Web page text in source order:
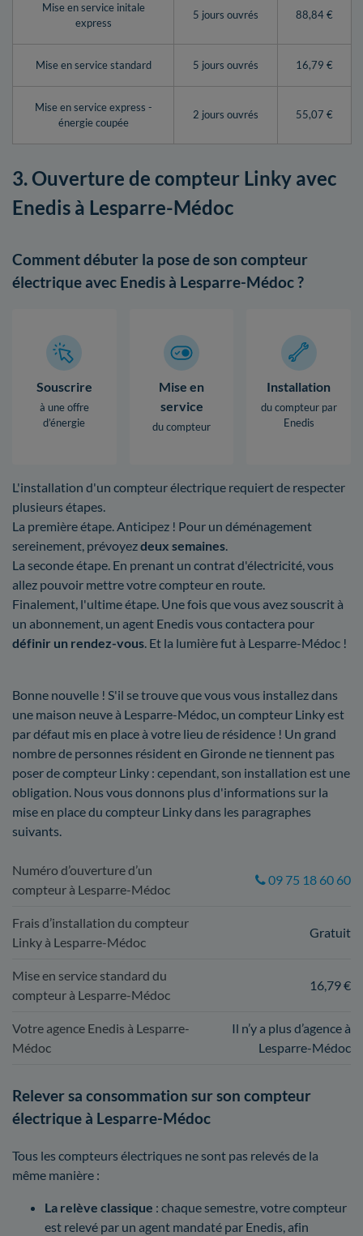
Mise en service initale
express
5 jours ouvrés 88,84 €
Mise en service standard 5 jours ouvrés 16,79 €
Mise en service express -
énergie coupée
2 jours ouvrés 55,07 €
3. Ouverture de compteur Linky avec
Enedis à Lesparre-Médoc
Comment débuter la pose de son compteur
électrique avec Enedis à Lesparre-Médoc ?
Souscrire
à une offre
d’énergie
Mise en
service
du compteur
Installation
du compteur par
Enedis
L'installation d'un compteur électrique requiert de respecter
plusieurs étapes.
La première étape. Anticipez ! Pour un déménagement
sereinement, prévoyezdeux semaines.
La seconde étape. En prenant un contrat d'électricité, vous
allez pouvoir mettre votre compteur en route.
Finalement, l'ultime étape. Une fois que vous avez souscrit à
un abonnement, un agent Enedis vous contactera pour
définir un rendez-vous. Et la lumière fut à Lesparre-Médoc !
Bonne nouvelle ! S'il se trouve que vous vous installez dans
une maison neuve à Lesparre-Médoc, un compteur Linky est
par défaut mis en place à votre lieu de résidence ! Un grand
nombre de personnes résident en Gironde ne tiennent pas
poser de compteur Linky : cependant, son installation est une
obligation. Nous vous donnons plus d'informations sur la
mise en place du compteur Linky dans les paragraphes
suivants.
Numéro d’ouverture d’un
compteur à Lesparre-Médoc
09 75 18 60 60
Frais d’installation du compteur
Linky à Lesparre-Médoc
Gratuit
Mise en service standard du
compteur à Lesparre-Médoc
16,79 €
Votre agence Enedis à Lesparre-
Médoc
Il n’y a plus d’agence à
Lesparre-Médoc
Relever sa consommation sur son compteur
électrique à Lesparre-Médoc
Tous les compteurs électriques ne sont pas relevés de la
même manière :
La relève classique : chaque semestre, votre compteur
est relevé par un agent mandaté par Enedis, afin